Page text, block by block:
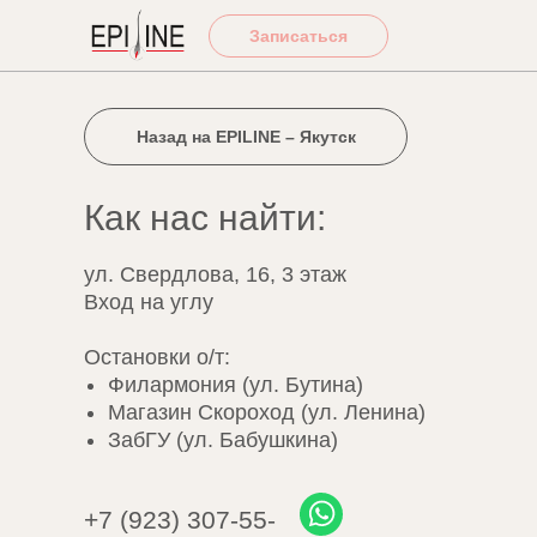
Записаться
+7 (923) 307-55-
ул. Свердлова, 16, 3 этаж
Вход на углу
Остановки о/т:
Филармония (ул. Бутина)
Магазин Скороход (ул. Ленина)
ЗабГУ (ул. Бабушкина)
Как нас найти:
Назад на EPILINE – Якутск